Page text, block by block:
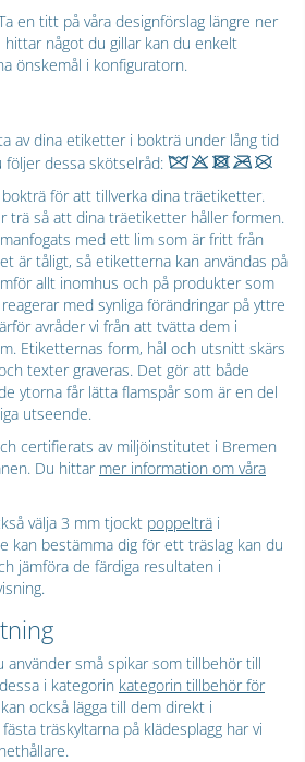
en titt på våra designförslag längre ner
hittar något du gillar kan du enkelt
önskemål i konfiguratorn.
av dina etiketter i bokträ under lång tid
dessa skötselråd:
för att tillverka dina träetiketter.
trä så att dina träetiketter håller formen.
med ett lim som är fritt från
är tåligt, så etiketterna kan användas på
allt inomhus och på produkter som
med synliga förändringar på yttre
avråder vi från att tvätta dem i
Etiketternas form, hål och utsnitt skärs
texter graveras. Det gör att både
ytorna får lätta flamspår som är en del
utseende.
certifierats av miljöinstitutet i Bremen
Du hittar mer information om våra
välja 3 mm tjockt poppelträ i
kan bestämma dig för ett träslag kan du
jämföra de färdiga resultaten i
små spikar som tillbehör till
i kategorin kategorin tillbehör för
också lägga till dem direkt i
träskyltarna på klädesplagg har vi